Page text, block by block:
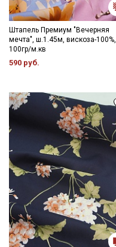
Штапель Премиум "Вечерняя
мечта", ш.1.45м, вискоза-100%,
100гр/м.кв
590 руб.